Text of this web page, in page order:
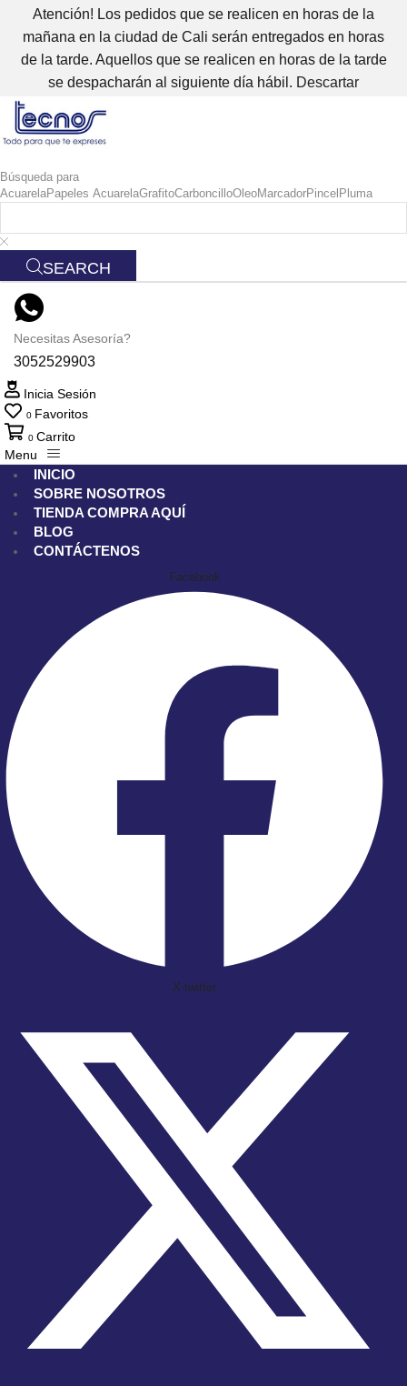
Atención! Los pedidos que se realicen en horas de la
mañana en la ciudad de Cali serán entregados en horas
de la tarde. Aquellos que se realicen en horas de la tarde
se despacharán al siguiente día hábil. Descartar
Búsqueda para
AcuarelaPapeles AcuarelaGrafitoCarboncilloOleoMarcadorPincel Pluma
SEARCH
Necesitas Asesoría?
3052529903
Inicia Sesión
0 Favoritos
0 Carrito
Menu
INICIO
SOBRE NOSOTROS
TIENDA COMPRA AQUÍ
BLOG
CONTÁCTENOS
Facebook
X-twitter